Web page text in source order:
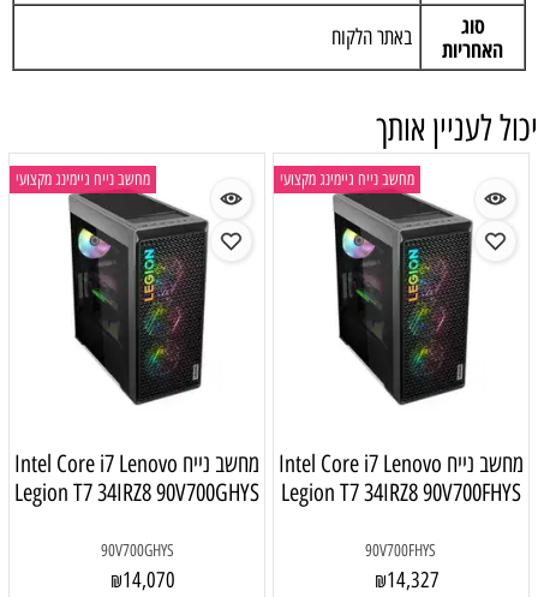
סוג
האחריות
באתר הלקוח
יכול לעניין אותך
מחשב נייח גיימינג מקצועי
מחשב נייח Intel Core i7 Lenovo
Legion T7 34IRZ8 90V700FHYS
90V700FHYS
₪14,327
מחשב נייח גיימינג מקצועי
מחשב נייח Intel Core i7 Lenovo
Legion T7 34IRZ8 90V700GHYS
90V700GHYS
₪14,070